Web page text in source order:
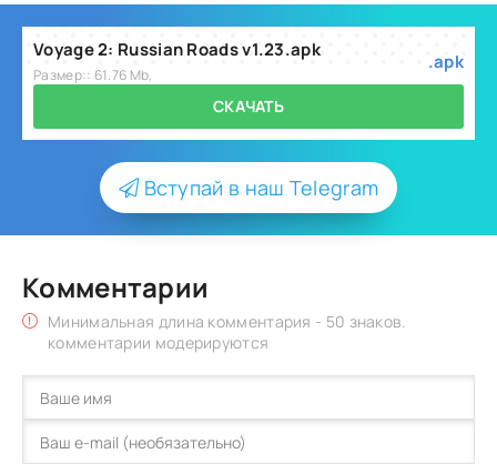
Voyage 2: Russian Roads v1.23.apk
Размер:: 61.76 Mb,
.apk
СКАЧАТЬ
Вступай в наш Telegram
Комментарии
Минимальная длина комментария - 50 знаков.
комментарии модерируются